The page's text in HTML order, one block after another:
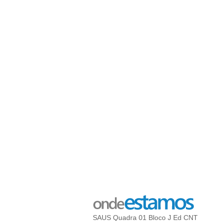
SAUS Quadra 01 Bloco J Ed CNT